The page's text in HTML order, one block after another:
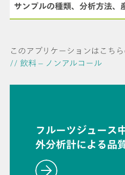
このアプリケーションはこち
// 飲料 – ノンアルコール
フルーツジュース
外分析計による品